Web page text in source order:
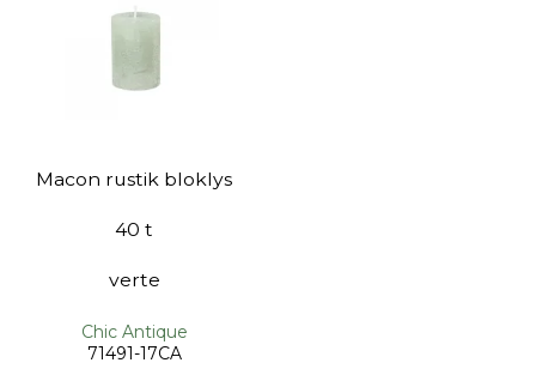
Macon rustik bloklys
40 t
verte
Chic Antique
71491-17CA